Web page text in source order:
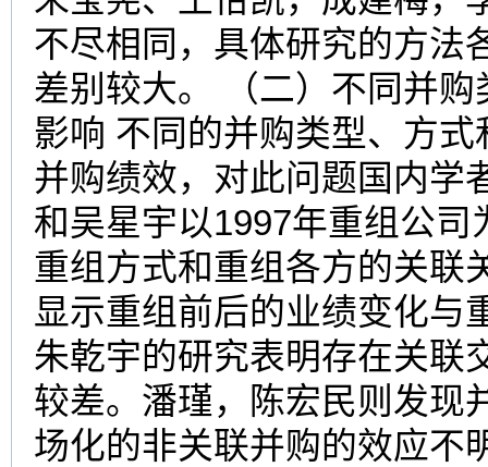
不尽相同，具体研究的方法
差别较大。 （二）不同并
影响 不同的并购类型、方
并购绩效，对此问题国内学
和吴星宇以1997年重组公
重组方式和重组各方的关联
显示重组前后的业绩变化与
朱乾宇的研究表明存在关联
较差。潘瑾，陈宏民则发现
场化的非关联并购的效应不